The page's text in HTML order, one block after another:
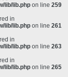
lib/lib.php on line 259
in
lib/lib.php on line 261
in
lib/lib.php on line 263
in
lib/lib.php on line 265